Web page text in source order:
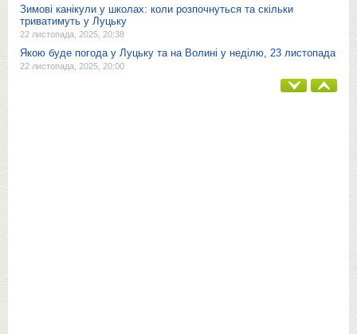
Зимові канікули у школах: коли розпочнуться та скільки
триватимуть у Луцьку
22 листопада, 2025, 20:38
Якою буде погода у Луцьку та на Волині у неділю, 23 листопада
22 листопада, 2025, 20:00